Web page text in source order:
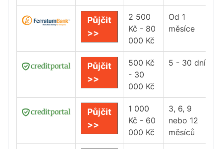
Půjčit
>>
2 500
Kč - 80
000 Kč
Od 1
měsíce
Půjčit
>>
500 Kč
- 30
000 Kč
5 - 30 dní
Půjčit
>>
1 000
Kč - 60
000 Kč
3, 6, 9
nebo 12
měsíců